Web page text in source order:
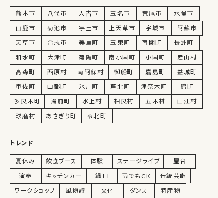
熊本市 八代市 人吉市 玉名市 荒尾市
水俣市
山鹿市
菊池市 宇土市 上天草市 宇城市
阿蘇市
天草市
合志市 美里町 玉東町 南関町
長洲町
和水町
大津町 菊陽町 南小国町 小国町
産山村
高森町
西原村 南阿蘇村 御船町 嘉島町
益城町
甲佐町
山都町 氷川町 芦北町 津奈木町
錦町
多良木町
湯前町 水上村 相良村 五木村
山江村
球磨村
あさぎり町 苓北町
トレンド
夏休み 飲食ブース 体験 ステージライブ
屋台
演奏
キッチンカー 縁日 雨でもOK
伝統芸能
ワークショップ
風物詩 文化 ダンス 特産物